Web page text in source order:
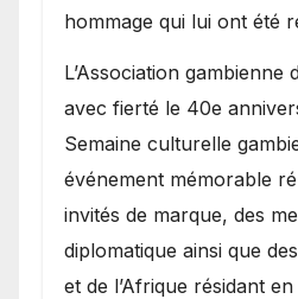
hommage qui lui ont été
​L’Association gambienne
avec fierté le 40e
Semaine culturelle
événement mémorable
invités de marque, des
diplomatique ainsi que
et de l’Afrique résidant